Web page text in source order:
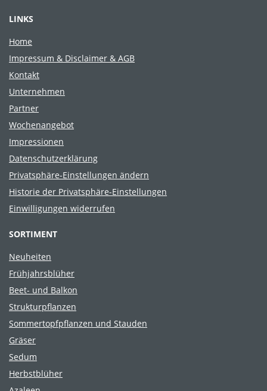
LINKS
Home
Impressum & Disclaimer & AGB
Kontakt
Unternehmen
Partner
Wochenangebot
Impressionen
Datenschutzerklärung
Privatsphäre-Einstellungen ändern
Historie der Privatsphäre-Einstellungen
Einwilligungen widerrufen
SORTIMENT
Neuheiten
Frühjahrsblüher
Beet- und Balkon
Strukturpflanzen
Sommertopfpflanzen und Stauden
Gräser
Sedum
Herbstblüher